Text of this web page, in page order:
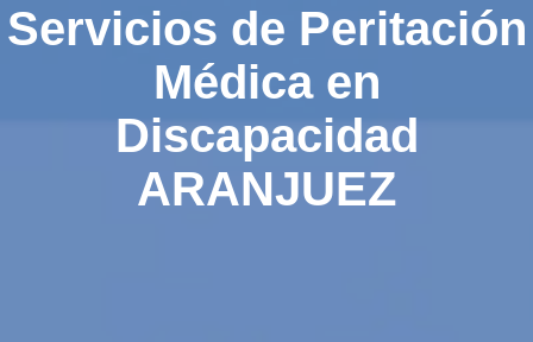
Servicios de Peritación
Médica en
Discapacidad
ARANJUEZ